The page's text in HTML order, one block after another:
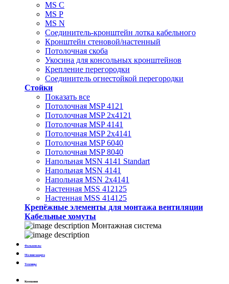
MS C
MS P
MS N
Соединитель-кронштейн лотка кабельного
Кронштейн стеновой/настенный
Потолочная скоба
Укосина для консольных кронштейнов
Крепление перегородки
Соединитель огнестойкой перегородки
Стойки
Показать все
Потолочная MSP 4121
Потолочная MSP 2х4121
Потолочная MSP 4141
Потолочная MSP 2х4141
Потолочная MSP 6040
Потолочная MSP 8040
Напольная MSN 4141 Standart
Напольная MSN 4141
Напольная MSN 2х4141
Настенная MSS 412125
Настенная MSS 414125
Крепёжные элементы для монтажа вентиляции
Кабельные хомуты
Монтажная система
Фальшполы
Молниезащита
Теплицы
Компания